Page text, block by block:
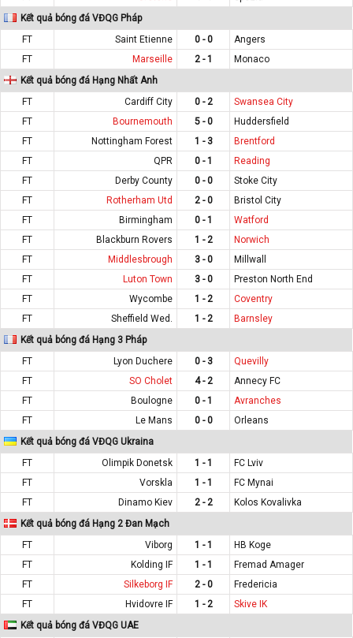
Kết quả bóng đá VĐQG Pháp
FT
Saint Etienne 0 - 0
Angers
FT
Marseille 2 - 1
Monaco
Kết quả bóng đá Hạng Nhất Anh
FT
Cardiff City 0 - 2
Swansea City
FT
Bournemouth 5 - 0
Huddersfield
FT
Nottingham Forest 1 - 3
Brentford
FT
QPR 0 - 1
Reading
FT
Derby County 0 - 0
Stoke City
FT
Rotherham Utd 2 - 0
Bristol City
FT
Birmingham 0 - 1
Watford
FT
Blackburn Rovers 1 - 2
Norwich
FT
Middlesbrough 3 - 0
Millwall
FT
Luton Town 3 - 0
Preston North End
FT
Wycombe 1 - 2
Coventry
FT
Sheffield Wed. 1 - 2
Barnsley
Kết quả bóng đá Hạng 3 Pháp
FT
Lyon Duchere 0 - 3
Quevilly
FT
SO Cholet 4 - 2
Annecy FC
FT
Boulogne 0 - 1
Avranches
FT
Le Mans 0 - 0
Orleans
Kết quả bóng đá VĐQG Ukraina
FT
Olimpik Donetsk 1 - 1
FC Lviv
FT
Vorskla 1 - 1
FC Mynai
FT
Dinamo Kiev 2 - 2
Kolos Kovalivka
Kết quả bóng đá Hạng 2 Đan Mạch
FT
Viborg 1 - 1
HB Koge
FT
Kolding IF 1 - 1
Fremad Amager
FT
Silkeborg IF 2 - 0
Fredericia
FT
Hvidovre IF 1 - 2
Skive IK
Kết quả bóng đá VĐQG UAE